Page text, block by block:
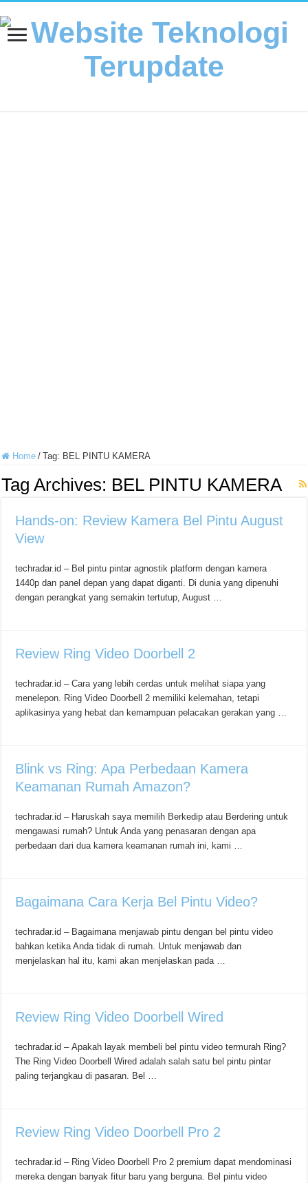
Home / Tag: BEL PINTU KAMERA
Tag Archives: BEL PINTU KAMERA
Hands-on: Review Kamera Bel Pintu August
View
techradar.id – Bel pintu pintar agnostik platform dengan kamera
1440p dan panel depan yang dapat diganti. Di dunia yang dipenuhi
dengan perangkat yang semakin tertutup, August …
Review Ring Video Doorbell 2
techradar.id – Cara yang lebih cerdas untuk melihat siapa yang
menelepon. Ring Video Doorbell 2 memiliki kelemahan, tetapi
aplikasinya yang hebat dan kemampuan pelacakan gerakan yang …
Blink vs Ring: Apa Perbedaan Kamera
Keamanan Rumah Amazon?
techradar.id – Haruskah saya memilih Berkedip atau Berdering untuk
mengawasi rumah? Untuk Anda yang penasaran dengan apa
perbedaan dari dua kamera keamanan rumah ini, kami …
Bagaimana Cara Kerja Bel Pintu Video?
techradar.id – Bagaimana menjawab pintu dengan bel pintu video
bahkan ketika Anda tidak di rumah. Untuk menjawab dan
menjelaskan hal itu, kami akan menjelaskan pada …
Review Ring Video Doorbell Wired
techradar.id – Apakah layak membeli bel pintu video termurah Ring?
The Ring Video Doorbell Wired adalah salah satu bel pintu pintar
paling terjangkau di pasaran. Bel …
Review Ring Video Doorbell Pro 2
techradar.id – Ring Video Doorbell Pro 2 premium dapat mendominasi
mereka dengan banyak fitur baru yang berguna. Bel pintu video